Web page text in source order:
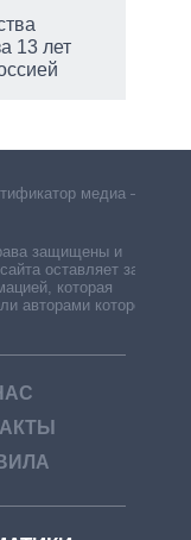
13 лет
медиа –
защищены и
оставляет за
которая
авторами которой